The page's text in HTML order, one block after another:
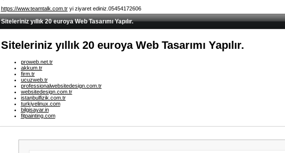
https://www.teamtalk.com.tryi ziyaret ediniz.05454172606
Siteleriniz yıllık 20 euroya Web Tasarımı Yapılır.
Siteleriniz yıllık 20 euroya Web Tasarımı Yapılır.
proweb.net.tr
akkum.tr
firm.tr
ucuzweb.tr
professionalwebsitedesign.com.tr
websitedesign.com.tr
istanbulfizik.com.tr
turkiyelinux.com
bilgisayar.in
fitpainting.com